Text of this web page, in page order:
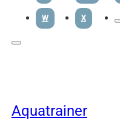
W X
Aquatrainer